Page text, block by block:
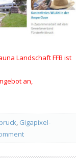
Landschaft FFB ist
an,
, Gigapixel-